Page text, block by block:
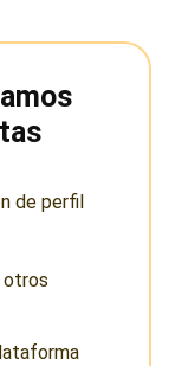
de perfil
otros